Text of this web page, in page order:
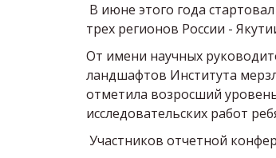
В июне этого года
трех регионов России -
От имени научных
ландшафтов Института
отметила возросший
исследовательских работ
Участников отчетной